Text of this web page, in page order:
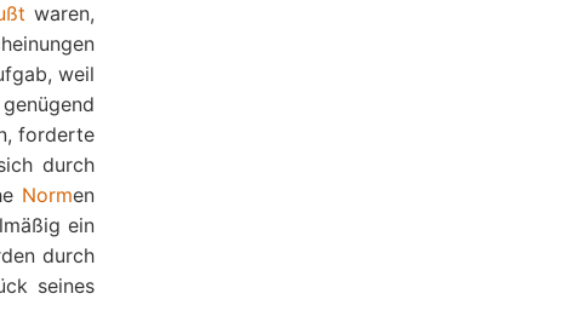
waren,
weil
forderte
durch
Normen
ein
durch
seines